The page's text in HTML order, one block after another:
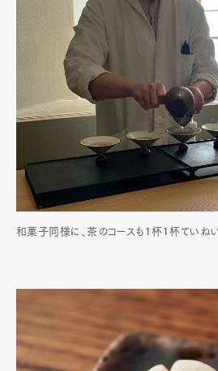
和菓子同様に、茶のコースも１杯１杯ていね